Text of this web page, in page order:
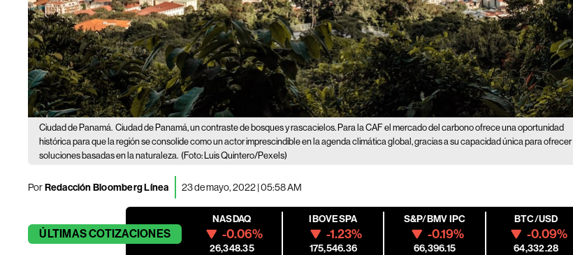
Ciudad de Panamá. Ciudad de Panamá, un contraste de bosques y rascacielos. Para la CAF el mercado del carbono ofrece una oportunidad
histórica para que la región se consolide como un actor imprescindible en la agenda climática global, gracias a su capacidad única para ofrecer
soluciones basadas en la naturaleza. (Foto: Luis Quintero/Pexels)
PorRedacción Bloomberg Línea 23 de mayo, 2022 | 05:58 AM
ÚLTIMASCOTIZACIONES
NASDAQ
-0.06%
26,348.35
IBOVESPA
-1.23%
175,546.36
S&P/BMV IPC
-0.19%
66,396.15
BTC/USD
-0.09%
64,332.28